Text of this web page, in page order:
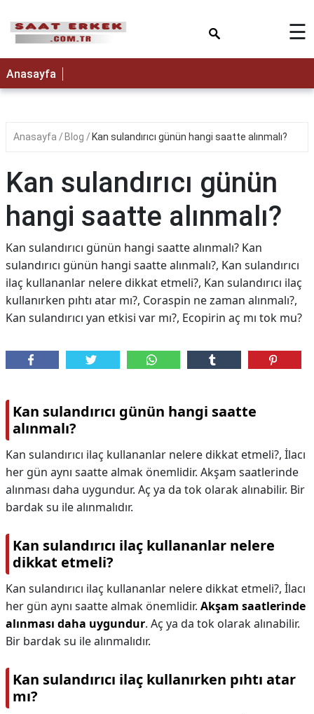
☰
Anasayfa
Anasayfa Blog Kan sulandırıcı günün hangi saatte alınmalı?
Kan sulandırıcı günün
hangi saatte alınmalı?
Kan sulandırıcı günün hangi saatte alınmalı? Kan
sulandırıcı günün hangi saatte alınmalı?, Kan sulandırıcı
ilaç kullananlar nelere dikkat etmeli?, Kan sulandırıcı ilaç
kullanırken pıhtı atar mı?, Coraspin ne zaman alınmalı?,
Kan sulandırıcı yan etkisi var mı?, Ecopirin aç mı tok mu?
Kan sulandırıcı günün hangi saatte
alınmalı?
Kan sulandırıcı ilaç kullananlar nelere dikkat etmeli?, İlacı
her gün aynı saatte almak önemlidir. Akşam saatlerinde
alınması daha uygundur. Aç ya da tok olarak alınabilir. Bir
bardak su ile alınmalıdır.
Kan sulandırıcı ilaç kullananlar nelere
dikkat etmeli?
Kan sulandırıcı ilaç kullananlar nelere dikkat etmeli?, İlacı
her gün aynı saatte almak önemlidir. Akşam saatlerinde
alınması daha uygundur. Aç ya da tok olarak alınabilir.
Bir bardak su ile alınmalıdır.
Kan sulandırıcı ilaç kullanırken pıhtı atar
mı?